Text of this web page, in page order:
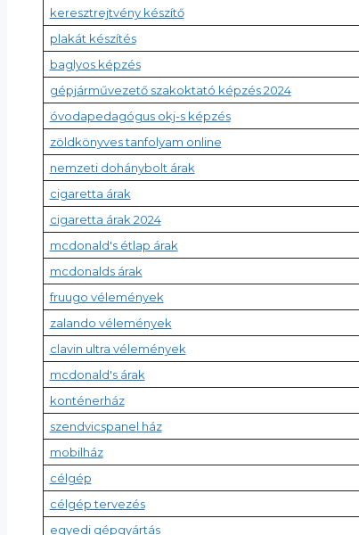
keresztrejtvény készítő
plakát készítés
baglyos képzés
gépjárművezető szakoktató képzés 2024
óvodapedagógus okj-s képzés
zöldkönyves tanfolyam online
nemzeti dohánybolt árak
cigaretta árak
cigaretta árak 2024
mcdonald's étlap árak
mcdonalds árak
fruugo vélemények
zalando vélemények
clavin ultra vélemények
mcdonald's árak
konténerház
szendvicspanel ház
mobilház
célgép
célgép tervezés
egyedi gépgyártás